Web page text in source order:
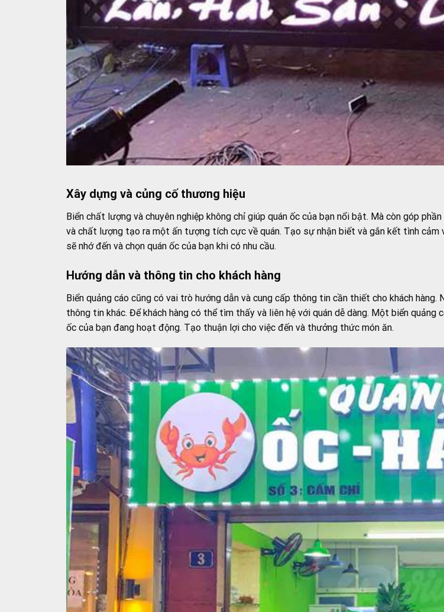
Xây dựng và củng cố thương hiệu
Biển chất lượng và chuyên nghiệp không chỉ giúp quán ốc của bạn nổi bật. Mà còn góp
và chất lượng tạo ra một ấn tượng tích cực về quán. Tạo sự nhận biết và gắn kết tình cảm
sẽ nhớ đến và chọn quán ốc của bạn khi có nhu cầu.
Hướng dẫn và thông tin cho khách hàng
Biển quảng cáo cũng có vai trò hướng dẫn và cung cấp thông tin cần thiết cho khách
thông tin khác. Để khách hàng có thể tìm thấy và liên hệ với quán dễ dàng. Một biển
ốc của bạn đang hoạt động. Tạo thuận lợi cho việc đến và thưởng thức món ăn.